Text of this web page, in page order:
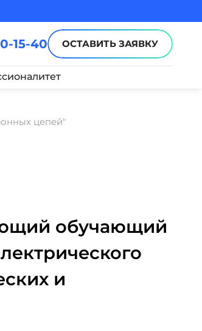
15-40 ОСТАВИТЬ ЗАЯВКУ
цепей"
обучающий
и